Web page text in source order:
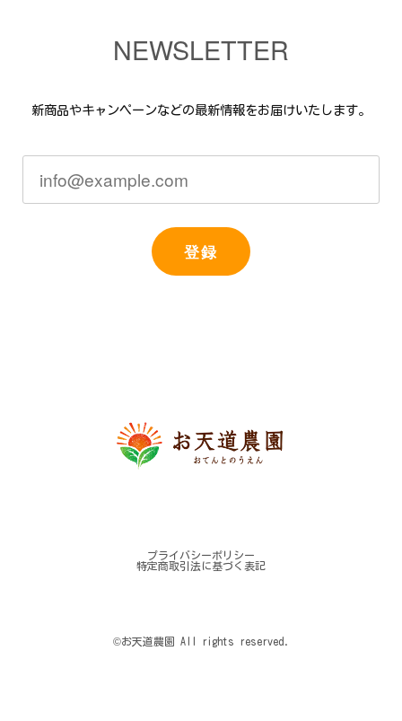
NEWSLETTER
新商品やキャンペーンなどの最新情報をお届けいたします。
登録
プライバシーポリシー
特定商取引法に基づく表記
©︎お天道農園 All rights reserved.